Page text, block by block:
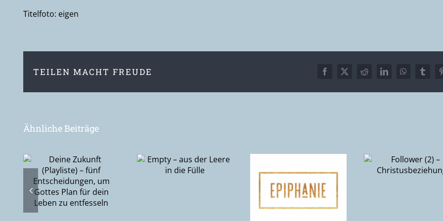
Titelfoto: eigen
TEILEN MACHT FREUDE Facebook
X RedditLinkedInWhatsApp
Ähnliche Beiträge
Empty – aus
der Leere in die
Fülle
Epiphanie – die
Suche nach
Christusbeziehung
Follower
Wie